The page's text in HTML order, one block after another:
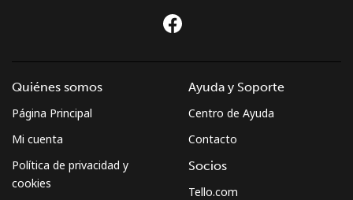
Quiénes somos
Página Principal
Mi cuenta
Política de privacidad y
cookies
Ayuda y Soporte
Centro de Ayuda
Contacto
Socios
Tello.com